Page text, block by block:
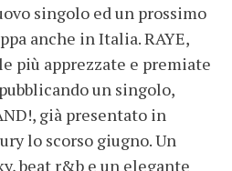
singolo ed un prossimo
anche in Italia. RAYE,
più apprezzate e premiate
un singolo,
già presentato in
lo scorso giugno. Un
beat r&b e un elegante